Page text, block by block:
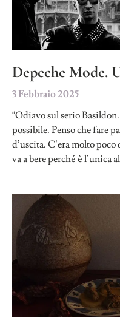
Depeche Mode.
3 Febbraio 2025
“Odiavo sul serio
possibile. Penso che fare
d’uscita. C’era molto
va a bere perché è l’unica